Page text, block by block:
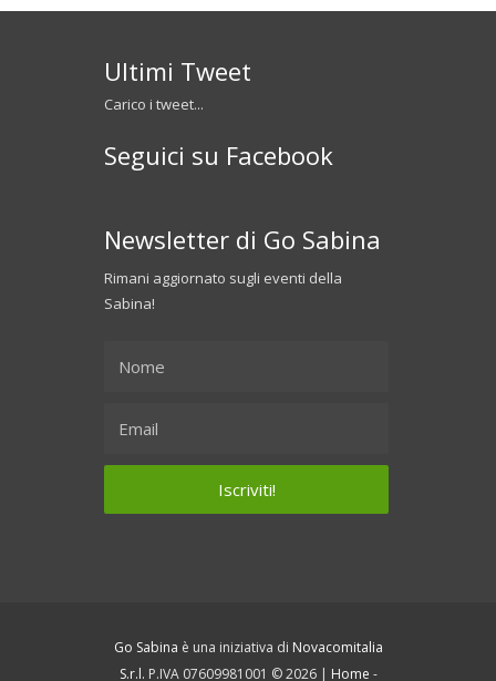
Ultimi Tweet
Carico i tweet...
Seguici su Facebook
Newsletter di Go Sabina
Rimani aggiornato sugli eventi della
Sabina!
Go Sabina è una iniziativa di Novacomitalia
S.r.l. P.IVA 07609981001 © 2026 | Home -